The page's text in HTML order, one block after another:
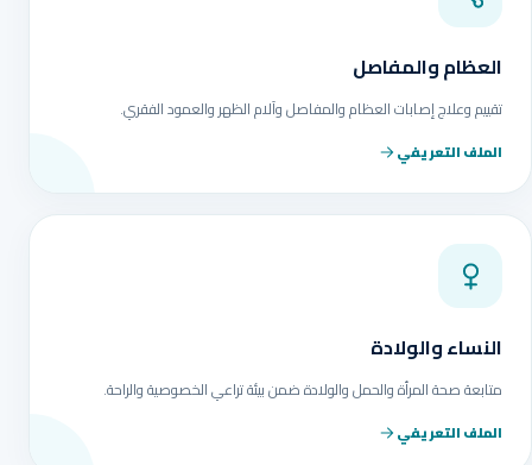
العظام والمفاصل
تقييم وعلاج إصابات العظام والمفاصل وآلام الظهر والعمود الفقري.
الملف التعريفي
النساء والولادة
متابعة صحة المرأة والحمل والولادة ضمن بيئة تراعي الخصوصية والراحة.
الملف التعريفي